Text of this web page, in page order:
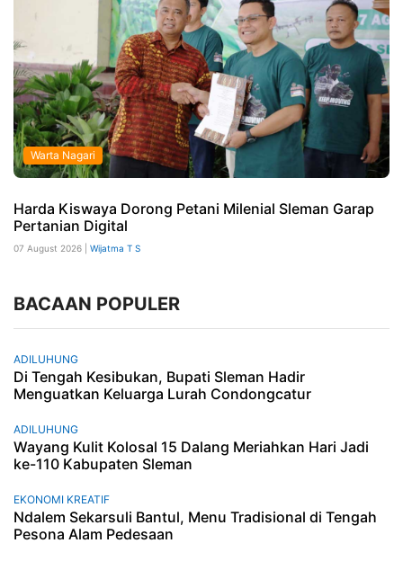
Warta Nagari
Harda Kiswaya Dorong Petani Milenial Sleman Garap
Pertanian Digital
07 August 2026 | Wijatma T S
BACAAN POPULER
ADILUHUNG
Di Tengah Kesibukan, Bupati Sleman Hadir
Menguatkan Keluarga Lurah Condongcatur
ADILUHUNG
Wayang Kulit Kolosal 15 Dalang Meriahkan Hari Jadi
ke-110 Kabupaten Sleman
EKONOMI KREATIF
Ndalem Sekarsuli Bantul, Menu Tradisional di Tengah
Pesona Alam Pedesaan